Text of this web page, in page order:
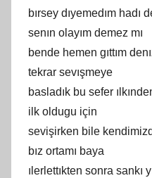
bırsey dıyemedım hadı
senın olayım demez mı
bende hemen gıttım
tekrar sevışmeye
basladık bu sefer
ilk oldugu için
sevişirken bile
bız ortamı baya
ılerlettıkten sonra sankı